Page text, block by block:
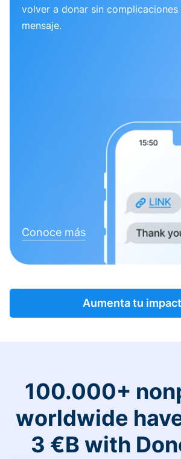
volver a donar sin complicaciones
mensaje.
Conoce más
Aumenta tu
100.000+
worldwide
3 €B with